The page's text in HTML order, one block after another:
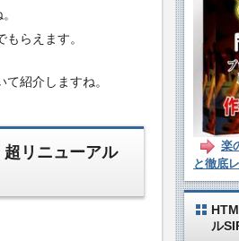
らえます。
紹介しますね。
リニューアル
楽
と徹底
ル